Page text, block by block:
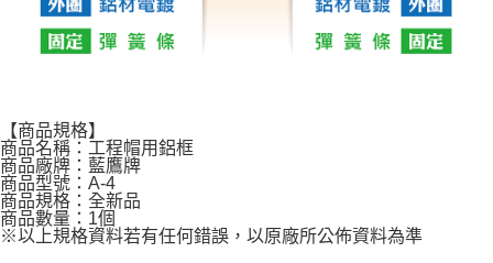
【商品規格】
商品名稱：工程帽用鋁框
商品廠牌：藍鷹牌
商品型號：A-4
商品規格：全新品
商品數量：1個
※以上規格資料若有任何錯誤，以原廠所公佈資料為準